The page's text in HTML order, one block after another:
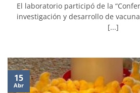
El laboratorio participó de la
investigación y desarrollo de
[...]
15
Abr